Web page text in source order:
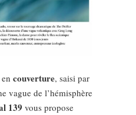
en couverture, saisi par
vague de l’hémisphère
139 vous propose